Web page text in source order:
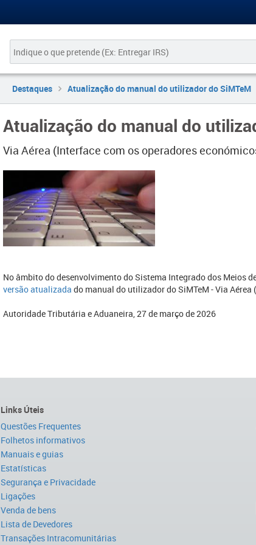
Destaques Atualização do manual do utilizador do SiMTeM
Atualização do manual do
Via Aérea (Interface com os operadores
No âmbito do desenvolvimento do Sistema Integrado dos Meios
versão atualizada​ do manual do utilizador do SiMTeM - Via
Autoridade Tributária e Aduaneira, 27 de março de 2026
Links Úteis
Questões Frequentes
Folhetos informativos
Manuais e guias
Estatísticas
Segurança e Privacidade
Ligações
Venda de bens
Lista de Devedores
Transações Intracomunitárias